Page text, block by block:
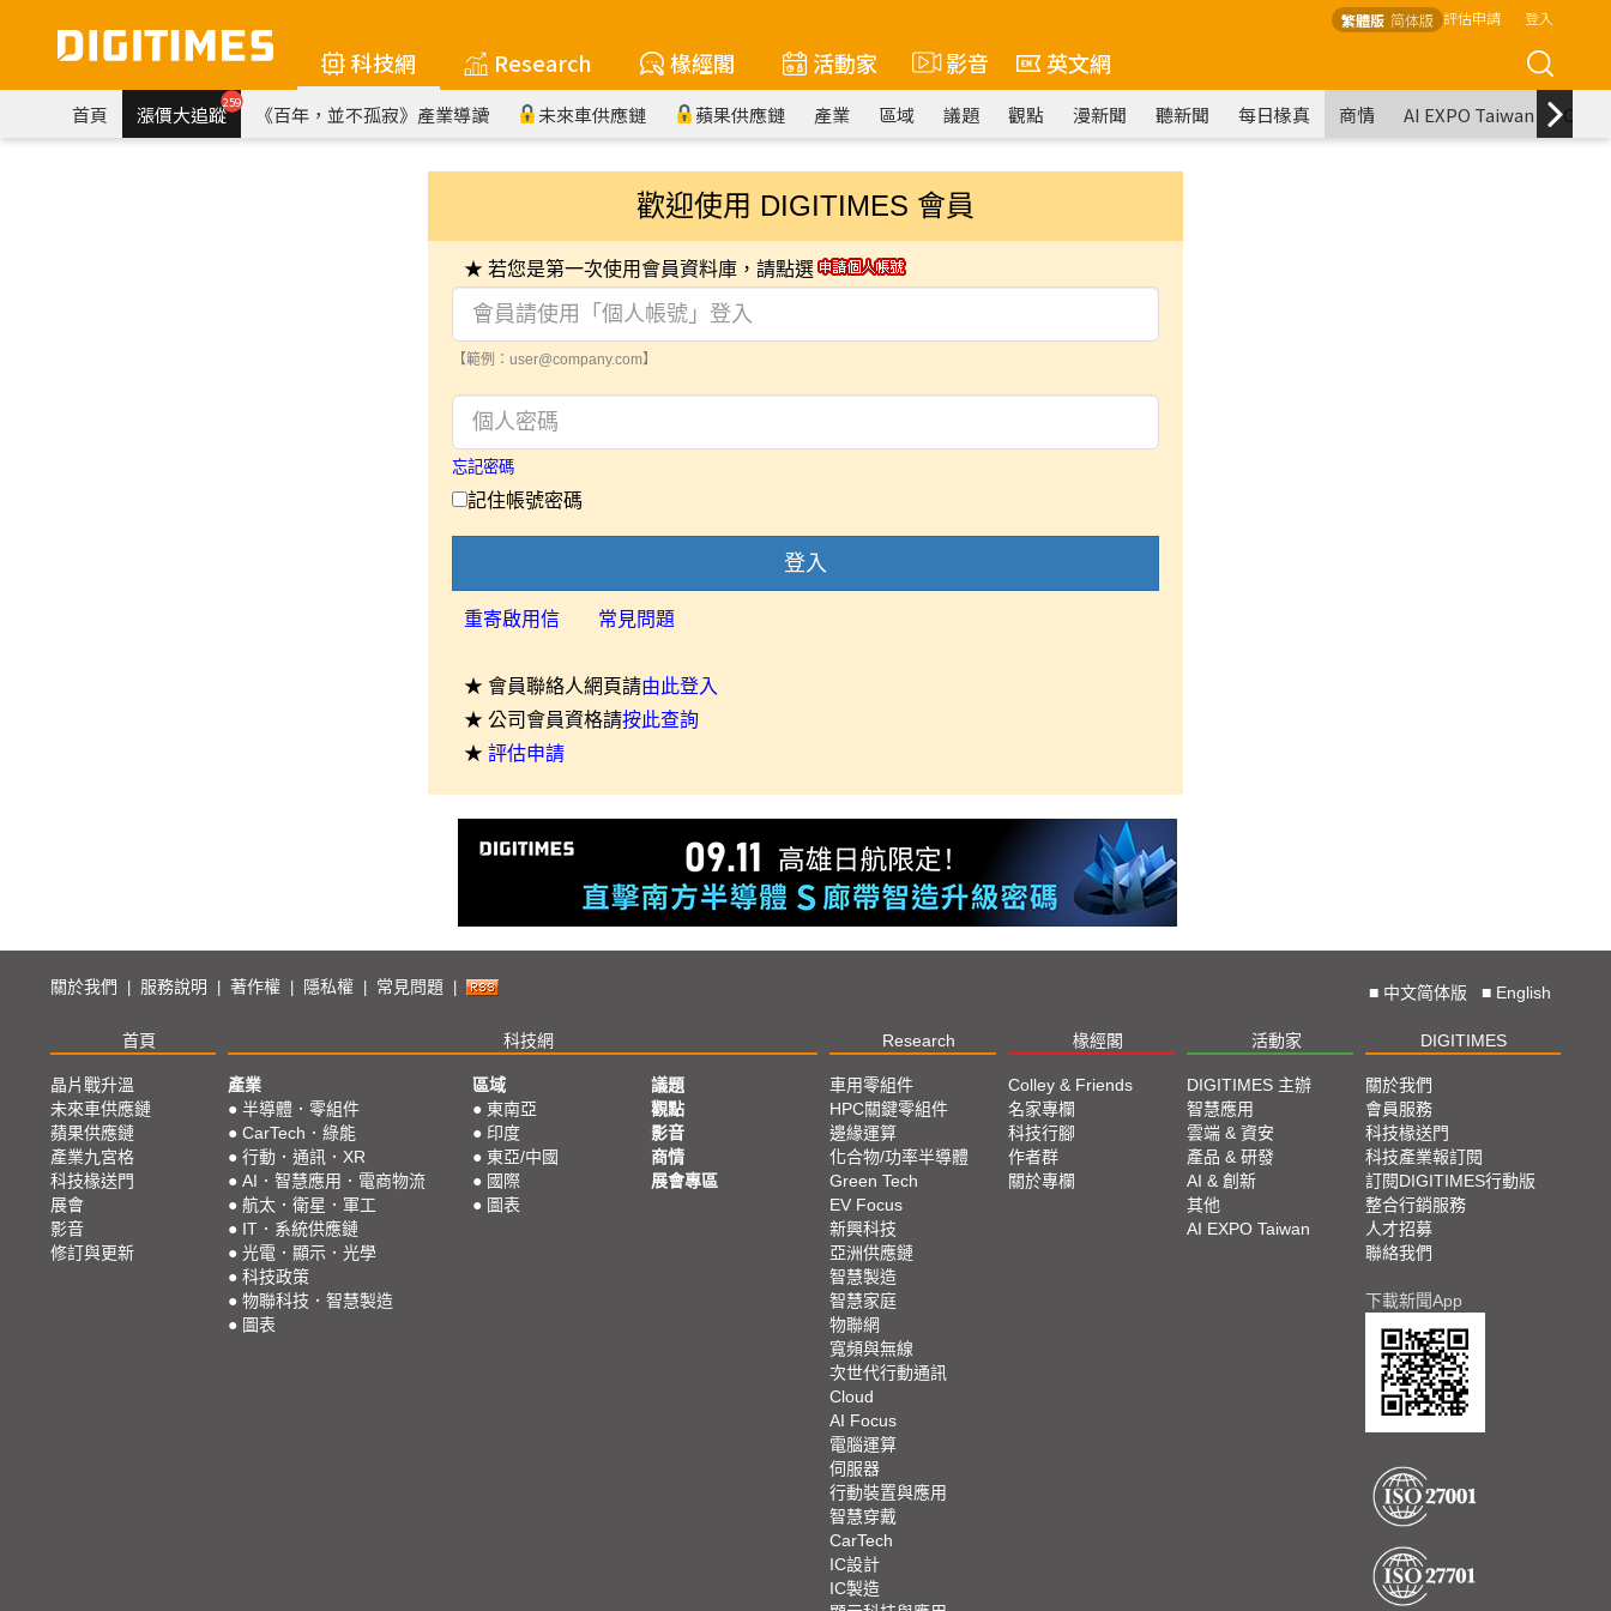
繁體版 简体版 評估申請 登入
科技網 Research 椽經閣 活動家 影音 英文網
首頁 漲價大追蹤259 《百年，並不孤寂》產業導讀 未來車供應鏈 蘋果供應鏈 產業 區域 議題 觀點 漫新聞 聽新聞 每日椽真 商情 AI EXPO Taiwan
歡迎使用 DIGITIMES 會員
★ 若您是第一次使用會員資料庫，請點選
【範例：user@company.com】
忘記密碼
記住帳號密碼
登入
重寄啟用信 常見問題
★ 會員聯絡人網頁請由此登入
★ 公司會員資格請按此查詢
★ 評估申請
關於我們 服務說明 著作權 隱私權 常見問題 ■ 中文简体版 ■ English
首頁 科技網 Research 椽經閣 活動家 DIGITIMES
晶片戰升溫
未來車供應鏈
蘋果供應鏈
產業九宮格
科技椽送門
展會
影音
修訂與更新
產業
● 半導體．零組件
● CarTech．綠能
● 行動．通訊．XR
● AI．智慧應用．電商物流
● 航太．衛星．軍工
● IT．系統供應鏈
● 光電．顯示．光學
● 科技政策
● 物聯科技．智慧製造
● 圖表
區域
● 東南亞
● 印度
● 東亞/中國
● 國際
● 圖表
議題
觀點
影音
商情
展會專區
車用零組件
HPC關鍵零組件
邊緣運算
化合物/功率半導體
Green Tech
EV Focus
新興科技
亞洲供應鏈
智慧製造
智慧家庭
物聯網
寬頻與無線
次世代行動通訊
Cloud
AI Focus
電腦運算
伺服器
行動裝置與應用
智慧穿戴
CarTech
IC設計
IC製造
Colley & Friends
名家專欄
科技行腳
作者群
關於專欄
DIGITIMES 主辦
智慧應用
雲端 & 資安
產品 & 研發
AI & 創新
其他
AI EXPO Taiwan
關於我們
會員服務
科技椽送門
科技產業報訂閱
訂閱DIGITIMES行動版
整合行銷服務
人才招募
聯絡我們
下載新聞App